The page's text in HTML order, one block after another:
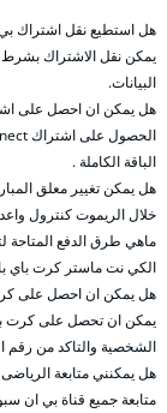
هل استطيع نقل اشتراك
يمكن نقل الاشتراك
البيانات.
هل يمكن ان احصل على
الباقة الكاملة .
هل يمكن تغيير معلق
خلال الريموت كنترول
ماهي طرق الدفع المتاحة
الكي نت ماستر كرت باي
يمكن ان تحصل على كرت
الشخصية والتاكد من رقم
هل يمكنني متابعة
متابعة جميع قناة بي ان